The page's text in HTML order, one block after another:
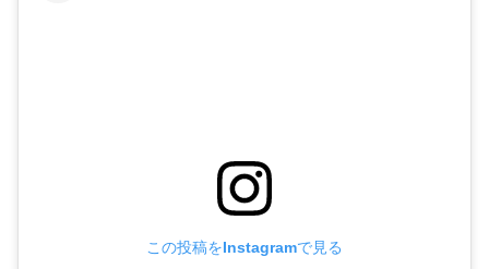
この投稿をInstagramで見る